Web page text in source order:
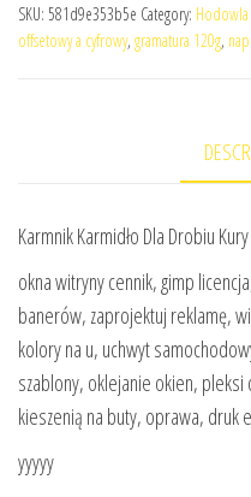
SKU: 581d9e353b5e Category:
offsetowy a cyfrowy, gramatura 120g,
Karmnik Karmidło Dla Drobiu
okna witryny cennik, gimp
banerów, zaprojektuj reklamę,
kolory na u, uchwyt
szablony, oklejanie okien,
kieszenią na buty, oprawa, druk
yyyyy